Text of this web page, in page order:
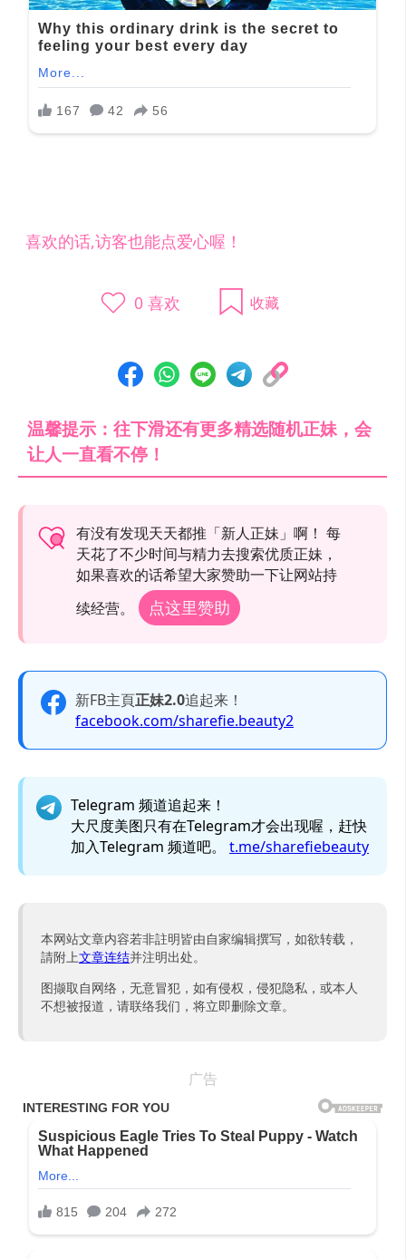
喜欢的话,访客也能点爱心喔！
0喜欢 收藏
温馨提示：往下滑还有更多精选随机正妹，会
让人一直看不停！
有没有发现天天都推「新人正妹」啊！ 每
天花了不少时间与精力去搜索优质正妹，
如果喜欢的话希望大家赞助一下让网站持
续经营。
点这里赞助
新FB主頁正妹2.0追起来！
facebook.com/sharefie.beauty2
Telegram 频道追起来！
大尺度美图只有在Telegram才会出现喔，赶快
加入Telegram 频道吧。 t.me/sharefiebeauty
本网站文章内容若非註明皆由自家编辑撰写，如欲转载，
請附上文章连结并注明出处。
图撷取自网络，无意冒犯，如有侵权，侵犯隐私，或本人
不想被报道，请联络我们，将立即删除文章。
广告